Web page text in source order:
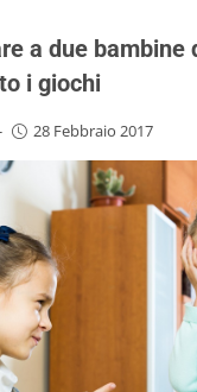
a due bambine
i giochi
28 Febbraio 2017